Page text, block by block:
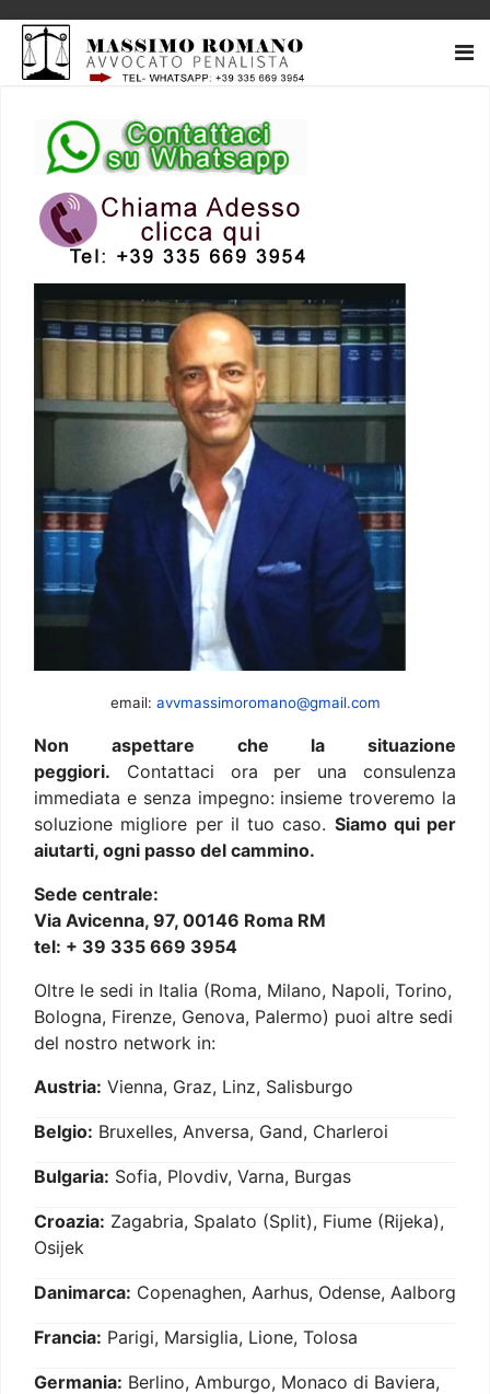
email: avvmassimoromano@gmail.com
Non aspettare che la situazione
peggiori. Contattaci ora per una consulenza
immediata e senza impegno: insieme troveremo la
soluzione migliore per il tuo caso. Siamo qui per
aiutarti, ogni passo del cammino.
Sede centrale:
Via Avicenna, 97, 00146 Roma RM
tel: + 39 335 669 3954
Oltre le sedi in Italia (Roma, Milano, Napoli, Torino,
Bologna, Firenze, Genova, Palermo) puoi altre sedi
del nostro network in:
Austria: Vienna, Graz, Linz, Salisburgo
Belgio: Bruxelles, Anversa, Gand, Charleroi
Bulgaria: Sofia, Plovdiv, Varna, Burgas
Croazia: Zagabria, Spalato (Split), Fiume (Rijeka),
Osijek
Danimarca: Copenaghen, Aarhus, Odense, Aalborg
Francia: Parigi, Marsiglia, Lione, Tolosa
Germania: Berlino, Amburgo, Monaco di Baviera,